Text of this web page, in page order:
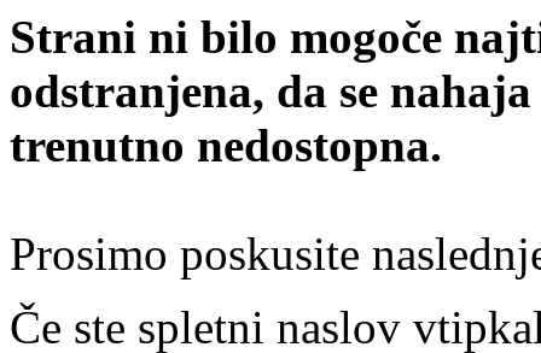
Strani ni bilo mogoče
odstranjena, da se
trenutno nedostopna.
Prosimo poskusite
Če ste spletni naslov